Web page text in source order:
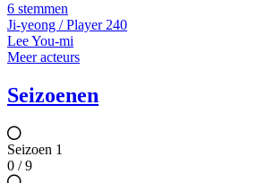
6 stemmen
Ji-yeong / Player 240
Lee You-mi
Meer acteurs
Seizoenen
Seizoen 1
0 / 9